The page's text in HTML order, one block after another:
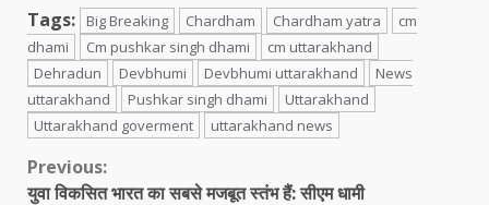
Tags: Big Breaking Chardham Chardham yatra
cm
dhami
Cm pushkar singh dhami
cm uttarakhand
Dehradun
Devbhumi Devbhumi uttarakhand
News
uttarakhand
Pushkar singh dhami
Uttarakhand
Uttarakhand goverment
uttarakhand news
Continue
Previous:
युवा विकसित भारत का सबसे मजबूत स्तंभ हैं: सीएम धामी